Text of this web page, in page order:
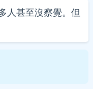
人甚至沒察覺。但